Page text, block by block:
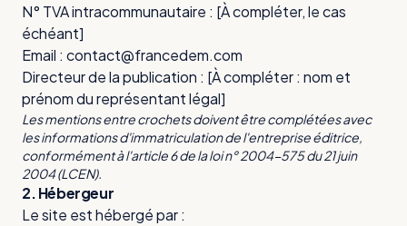
N° TVA intracommunautaire : [À compléter, le cas
échéant]
Email : contact@francedem.com
Directeur de la publication : [À compléter : nom et
prénom du représentant légal]
Les mentions entre crochets doivent être complétées avec
les informations d'immatriculation de l'entreprise éditrice,
conformément à l'article 6 de la loi n° 2004-575 du 21 juin
2004 (LCEN).
2. Hébergeur
Le site est hébergé par :